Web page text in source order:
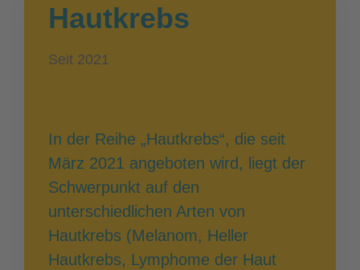
Hautkrebs
Seit 2021
In der Reihe „Hautkrebs“, die seit
März 2021 angeboten wird, liegt der
Schwerpunkt auf den
unterschiedlichen Arten von
Hautkrebs (Melanom, Heller
Hautkrebs, Lymphome der Haut